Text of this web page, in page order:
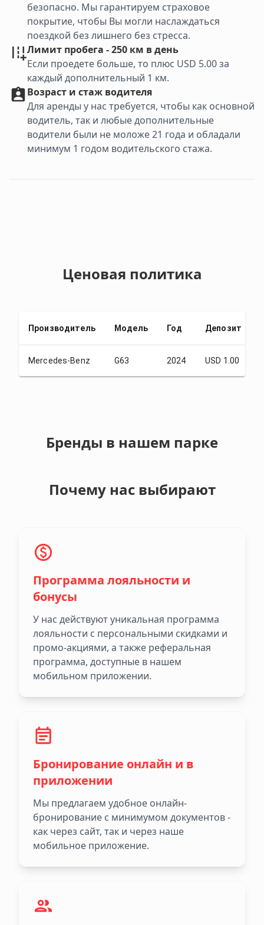
безопасно. Мы гарантируем страховое
покрытие, чтобы Вы могли наслаждаться
поездкой без лишнего без стресса.
Лимит пробега - 250 км в день
Если проедете больше, то плюс USD 5.00 за
каждый дополнительный 1 км.
Возраст и стаж водителя
Для аренды у нас требуется, чтобы как основной
водитель, так и любые дополнительные
водители были не моложе 21 года и обладали
минимум 1 годом водительского стажа.
Ценовая политика
Производитель Модель Год Депозит
Mercedes-Benz G63 2024 USD 1.00
Бренды в нашем парке
Почему нас выбирают
Программа лояльности и
бонусы
У нас действуют уникальная программа
лояльности с персональными скидками и
промо-акциями, а также реферальная
программа, доступные в нашем
мобильном приложении.
Бронирование онлайн и в
приложении
Мы предлагаем удобное онлайн-
бронирование с минимумом документов -
как через сайт, так и через наше
мобильное приложение.